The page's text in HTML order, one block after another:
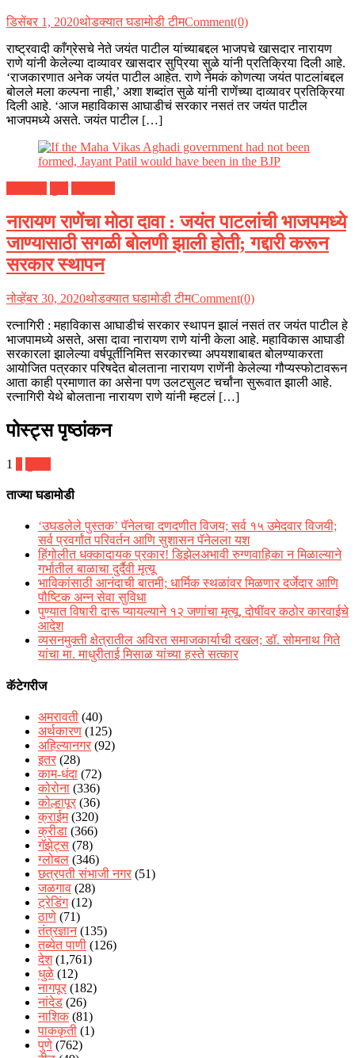
डिसेंबर 1, 2020थोडक्यात घडामोडी टीमComment(0)
राष्ट्रवादी काँग्रेसचे नेते जयंत पाटील यांच्याबद्दल भाजपचे खासदार नारायण
राणे यांनी केलेल्या दाव्यावर खासदार सुप्रिया सुळे यांनी प्रतिक्रिया दिली आहे.
‘राजकारणात अनेक जयंत पाटील आहेत. राणे नेमकं कोणत्या जयंत पाटलांबद्दल
बोलले मला कल्पना नाही,’ अशा शब्दांत सुळे यांनी राणेंच्या दाव्यावर प्रतिक्रिया
दिली आहे. ‘आज महाविकास आघाडीचं सरकार नसतं तर जयंत पाटील
भाजपमध्ये असते. जयंत पाटील […]
नारायण राणेंचा मोठा दावा : जयंत पाटलांची भाजपमध्ये
जाण्यासाठी सगळी बोलणी झाली होती; गद्दारी करून
सरकार स्थापन
नोव्हेंबर 30, 2020थोडक्यात घडामोडी टीमComment(0)
रत्नागिरी : महाविकास आघाडीचं सरकार स्थापन झालं नसतं तर जयंत पाटील हे
भाजपामध्ये असते, असा दावा नारायण राणे यांनी केला आहे. महाविकास आघाडी
सरकारला झालेल्या वर्षपूर्तीनिमित्त सरकारच्या अपयशाबाबत बोलण्याकरता
आयोजित पत्रकार परिषदेत बोलताना नारायण राणेंनी केलेल्या गौप्यस्फोटावरून
आता काही प्रमाणात का असेना पण उलटसुलट चर्चांना सुरूवात झाली आहे.
रत्नागिरी येथे बोलताना नारायण राणे यांनी म्हटलं […]
पोस्ट्स पृष्ठांकन
1
ताज्या घडामोडी
‘उघडलेले पुस्तक’ पॅनेलचा दणदणीत विजय; सर्व १५ उमेदवार विजयी;
सर्व प्रवर्गांत परिवर्तन आणि सुशासन पॅनेलला यश
हिंगोलीत धक्कादायक प्रकार! डिझेलअभावी रुग्णवाहिका न मिळाल्याने
गर्भातील बाळाचा दुर्दैवी मृत्यू
भाविकांसाठी आनंदाची बातमी; धार्मिक स्थळांवर मिळणार दर्जेदार आणि
पौष्टिक अन्न सेवा सुविधा
पुण्यात विषारी दारू प्यायल्याने १२ जणांचा मृत्यू, दोषींवर कठोर कारवाईचे
आदेश
व्यसनमुक्ती क्षेत्रातील अविरत समाजकार्याची दखल; डॉ. सोमनाथ गिते
यांचा मा. माधुरीताई मिसाळ यांच्या हस्ते सत्कार
कॅटेगरीज
अमरावती (40)
अर्थकारण (125)
अहिल्यानगर (92)
इतर (28)
काम-धंदा (72)
कोरोना (336)
कोल्हापूर (36)
क्राईम(320)
क्रीडा (366)
गॅझेट्स (78)
ग्लोबल (346)
छत्रपती संभाजी नगर (51)
जळगाव (28)
ट्रेडिंग(12)
ठाणे (71)
तंत्रज्ञान(135)
तब्येत पाणी (126)
देश(1,761)
धुळे (12)
नागपूर (182)
नांदेड (26)
नाशिक (81)
पाककृती (1)
पुणे (762)